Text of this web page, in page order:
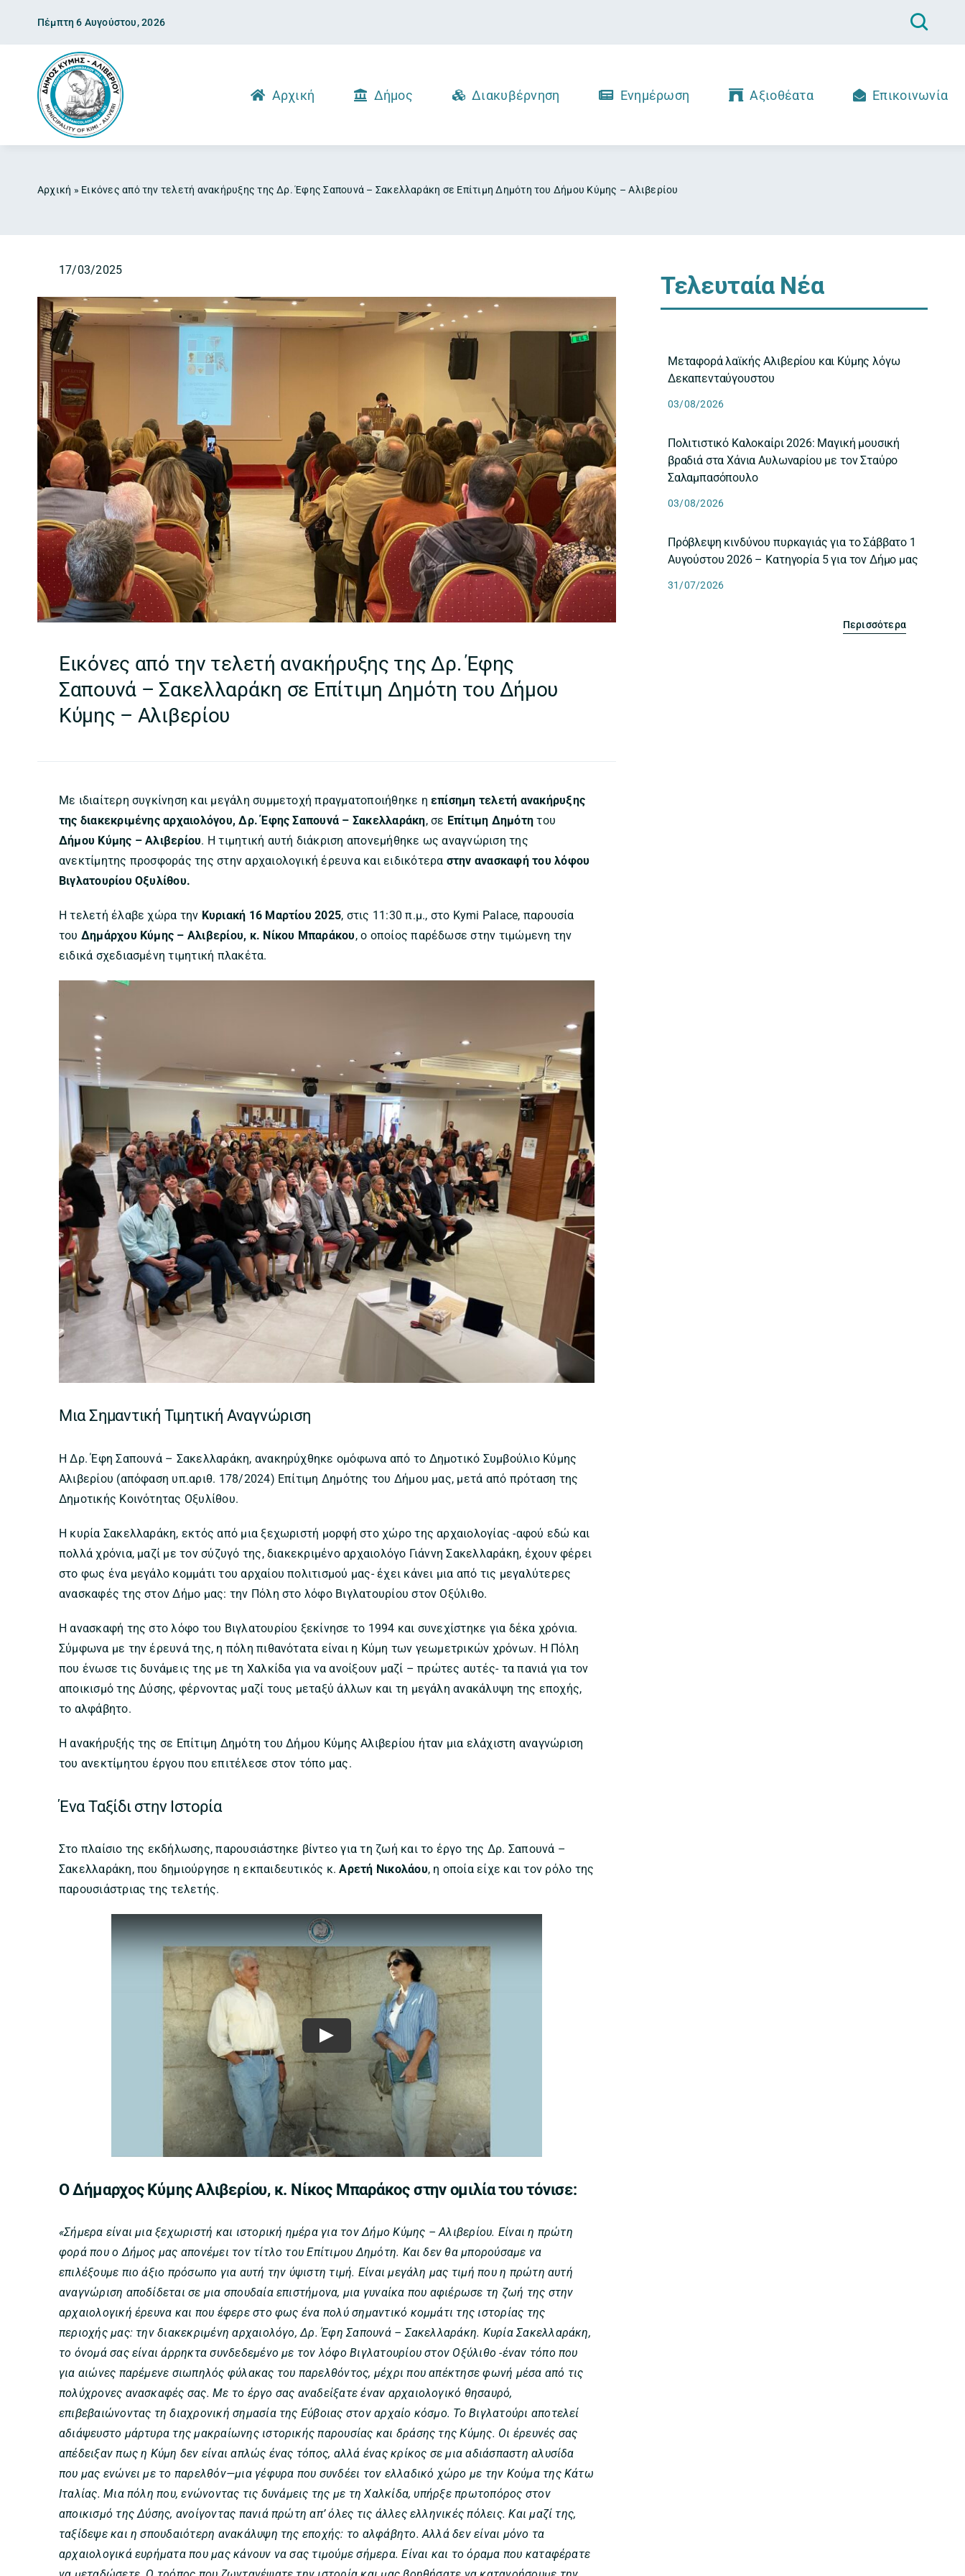
content
Πέμπτη 6 Αυγούστου, 2026
Αρχική Δήμος Διακυβέρνηση Ενημέρωση Αξιοθέατα Επικοινωνία
Αρχική » Εικόνες από την τελετή ανακήρυξης της Δρ. Έφης Σαπουνά – Σακελλαράκη σε Επίτιμη Δημότη του Δήμου Κύμης – Αλιβερίου
17/03/2025
Εικόνες από την τελετή ανακήρυξης της Δρ. Έφης
Σαπουνά – Σακελλαράκη σε Επίτιμη Δημότη του Δήμου
Κύμης – Αλιβερίου
Με ιδιαίτερη συγκίνηση και μεγάλη συμμετοχή πραγματοποιήθηκε η επίσημη τελετή ανακήρυξης
της διακεκριμένης αρχαιολόγου, Δρ. Έφης Σαπουνά – Σακελλαράκη, σε Επίτιμη Δημότη του
Δήμου Κύμης – Αλιβερίου. Η τιμητική αυτή διάκριση απονεμήθηκε ως αναγνώριση της
ανεκτίμητης προσφοράς της στην αρχαιολογική έρευνα και ειδικότερα στην ανασκαφή του λόφου
Βιγλατουρίου Οξυλίθου.
Η τελετή έλαβε χώρα την Κυριακή 16 Μαρτίου 2025, στις 11:30 π.μ., στο Kymi Palace, παρουσία
του Δημάρχου Κύμης – Αλιβερίου, κ. Νίκου Μπαράκου, ο οποίος παρέδωσε στην τιμώμενη την
ειδικά σχεδιασμένη τιμητική πλακέτα.
Μια Σημαντική Τιμητική Αναγνώριση
Η Δρ. Έφη Σαπουνά – Σακελλαράκη, ανακηρύχθηκε ομόφωνα από το Δημοτικό Συμβούλιο Κύμης
Αλιβερίου (απόφαση υπ.αριθ. 178/2024) Επίτιμη Δημότης του Δήμου μας, μετά από πρόταση της
Δημοτικής Κοινότητας Οξυλίθου.
Η κυρία Σακελλαράκη, εκτός από μια ξεχωριστή μορφή στο χώρο της αρχαιολογίας -αφού εδώ και
πολλά χρόνια, μαζί με τον σύζυγό της, διακεκριμένο αρχαιολόγο Γιάννη Σακελλαράκη, έχουν φέρει
στο φως ένα μεγάλο κομμάτι του αρχαίου πολιτισμού μας- έχει κάνει μια από τις μεγαλύτερες
ανασκαφές της στον Δήμο μας: την Πόλη στο λόφο Βιγλατουρίου στον Οξύλιθο.
Η ανασκαφή της στο λόφο του Βιγλατουρίου ξεκίνησε το 1994 και συνεχίστηκε για δέκα χρόνια.
Σύμφωνα με την έρευνά της, η πόλη πιθανότατα είναι η Κύμη των γεωμετρικών χρόνων. Η Πόλη
που ένωσε τις δυνάμεις της με τη Χαλκίδα για να ανοίξουν μαζί – πρώτες αυτές- τα πανιά για τον
αποικισμό της Δύσης, φέρνοντας μαζί τους μεταξύ άλλων και τη μεγάλη ανακάλυψη της εποχής,
το αλφάβητο.
Η ανακήρυξής της σε Επίτιμη Δημότη του Δήμου Κύμης Αλιβερίου ήταν μια ελάχιστη αναγνώριση
του ανεκτίμητου έργου που επιτέλεσε στον τόπο μας.
Ένα Ταξίδι στην Ιστορία
Στο πλαίσιο της εκδήλωσης, παρουσιάστηκε βίντεο για τη ζωή και το έργο της Δρ. Σαπουνά –
Σακελλαράκη, που δημιούργησε η εκπαιδευτικός κ.Αρετή Νικολάου, η οποία είχε και τον ρόλο της
παρουσιάστριας της τελετής.
Play
Ο Δήμαρχος Κύμης Αλιβερίου, κ. Νίκος Μπαράκος στην ομιλία του τόνισε:
«Σήμερα είναι μια ξεχωριστή και ιστορική ημέρα για τον Δήμο Κύμης – Αλιβερίου. Είναι η πρώτη
φορά που ο Δήμος μας απονέμει τον τίτλο του Επίτιμου Δημότη. Και δεν θα μπορούσαμε να
επιλέξουμε πιο άξιο πρόσωπο για αυτή την ύψιστη τιμή. Είναι μεγάλη μας τιμή που η πρώτη αυτή
αναγνώριση αποδίδεται σε μια σπουδαία επιστήμονα, μια γυναίκα που αφιέρωσε τη ζωή της στην
αρχαιολογική έρευνα και που έφερε στο φως ένα πολύ σημαντικό κομμάτι της ιστορίας της
περιοχής μας: την διακεκριμένη αρχαιολόγο, Δρ. Έφη Σαπουνά – Σακελλαράκη. Κυρία Σακελλαράκη,
το όνομά σας είναι άρρηκτα συνδεδεμένο με τον λόφο Βιγλατουρίου στον Οξύλιθο -έναν τόπο που
για αιώνες παρέμενε σιωπηλός φύλακας του παρελθόντος, μέχρι που απέκτησε φωνή μέσα από τις
πολύχρονες ανασκαφές σας. Με το έργο σας αναδείξατε έναν αρχαιολογικό θησαυρό,
επιβεβαιώνοντας τη διαχρονική σημασία της Εύβοιας στον αρχαίο κόσμο. Το Βιγλατούρι αποτελεί
αδιάψευστο μάρτυρα της μακραίωνης ιστορικής παρουσίας και δράσης της Κύμης. Οι έρευνές σας
απέδειξαν πως η Κύμη δεν είναι απλώς ένας τόπος, αλλά ένας κρίκος σε μια αδιάσπαστη αλυσίδα
που μας ενώνει με το παρελθόν—μια γέφυρα που συνδέει τον ελλαδικό χώρο με την Κούμα της Κάτω
Ιταλίας. Μια πόλη που, ενώνοντας τις δυνάμεις της με τη Χαλκίδα, υπήρξε πρωτοπόρος στον
αποικισμό της Δύσης, ανοίγοντας πανιά πρώτη απ’ όλες τις άλλες ελληνικές πόλεις. Και μαζί της,
ταξίδεψε και η σπουδαιότερη ανακάλυψη της εποχής: το αλφάβητο. Αλλά δεν είναι μόνο τα
αρχαιολογικά ευρήματα που μας κάνουν να σας τιμούμε σήμερα. Είναι και το όραμα που καταφέρατε
Τελευταία Νέα
Μεταφορά λαϊκής Αλιβερίου και Κύμης λόγω
Δεκαπενταύγουστου
03/08/2026
Πολιτιστικό Καλοκαίρι 2026: Μαγική μουσική
βραδιά στα Χάνια Αυλωναρίου με τον Σταύρο
Σαλαμπασόπουλο
03/08/2026
Πρόβλεψη κινδύνου πυρκαγιάς για το Σάββατο 1
Αυγούστου 2026 – Κατηγορία 5 για τον Δήμο μας
31/07/2026
Περισσότερα